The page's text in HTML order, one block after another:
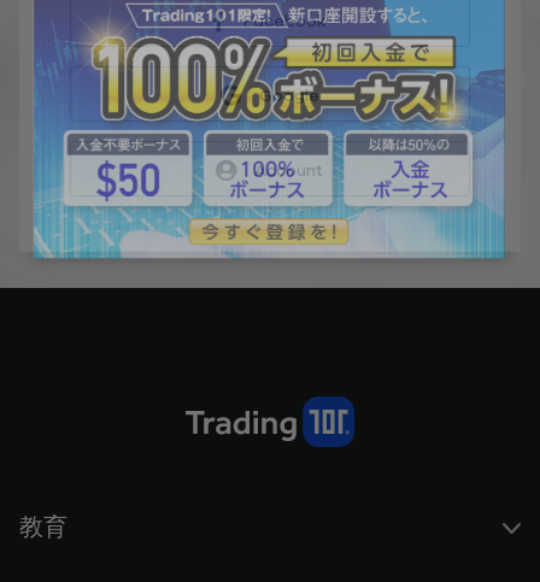
Facebook
Google
Account
教育